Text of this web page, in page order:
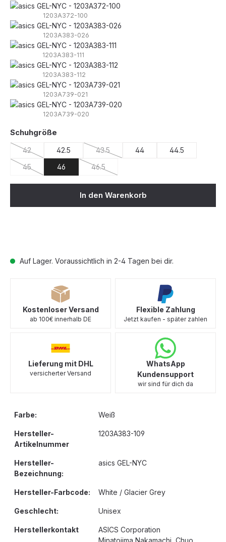
Auf Lager. Voraussichtlich in 2-4 Tagen bei dir.
1203A372-100
1203A383-026
1203A383-111
1203A383-112
1203A739-021
1203A739-020
Schuhgröße
42
(Diese Option ist zurzeit nicht verfügbar.)
42.5 43.5
(Diese Option ist zurzeit nicht verfügbar.)
44
44.5
45
(Diese Option ist zurzeit nicht verfügbar.)
46 46.5
(Diese Option ist zurzeit nicht verfügbar.)
In den Warenkorb
Kostenloser Versand
ab 100€ innerhalb DE
Flexible Zahlung
Jetzt kaufen - später zahlen
Lieferung mit DHL
versicherter Versand
WhatsApp
Kundensupport
wir sind für dich da
Farbe: Weiß
Hersteller-
Artikelnummer
1203A383-109
Hersteller-
Bezeichnung:
asics GEL-NYC
Hersteller-Farbcode: White / Glacier Grey
Geschlecht: Unisex
Herstellerkontakt
ASICS Corporation
Minatojima Nakamachi, Chuo